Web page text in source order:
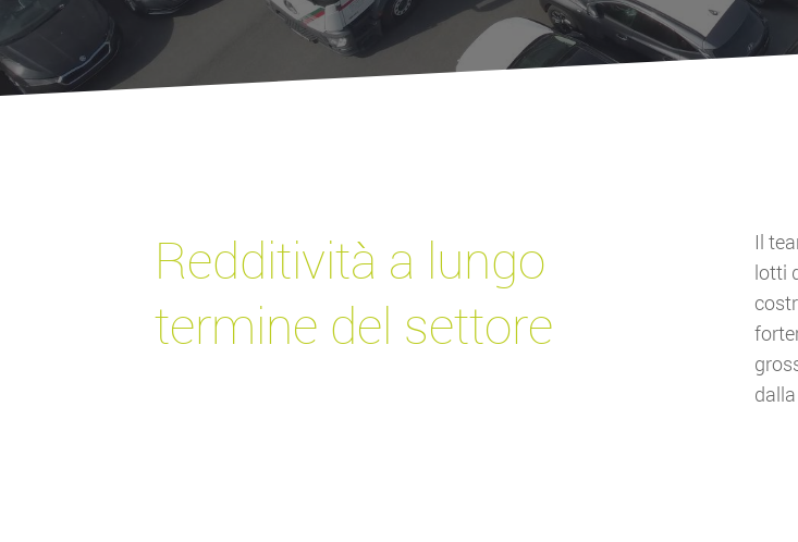
Redditività a lungo
termine del settore
Il
lotti